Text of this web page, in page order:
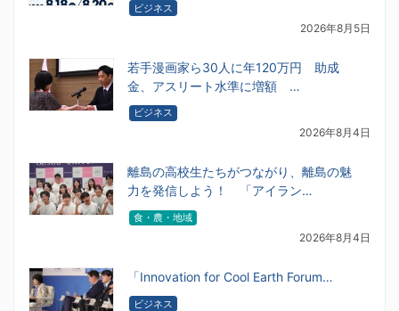
ビジネス
2026年8月5日
若手漫画家ら30人に年120万円 助成
金、アスリート水準に増額 …
ビジネス
2026年8月4日
離島の高校生たちがつながり、離島の魅
力を発信しよう！ 「アイラン…
食・農・地域
2026年8月4日
「Innovation for Cool Earth Forum…
ビジネス